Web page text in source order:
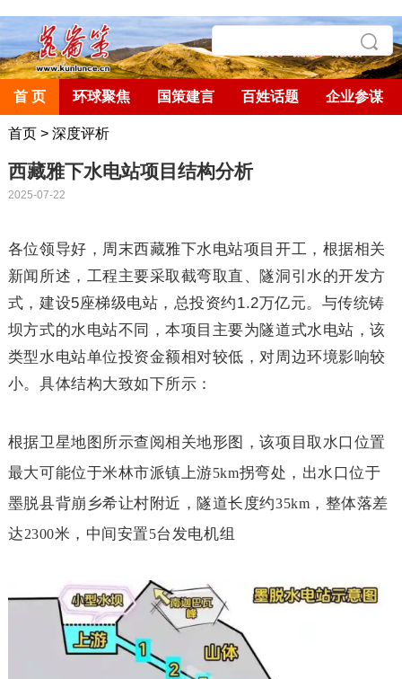
首 页 环球聚焦 国策建言 百姓话题 企业参谋
首页> 深度评析
西藏雅下水电站项目结构分析
2025-07-22
各位领导好，周末西藏雅下水电站项目开工，根据相关
新闻所述，工程主要采取截弯取直、隧洞引水的开发方
式，建设5座梯级电站，总投资约1.2万亿元。与传统铸
坝方式的水电站不同，本项目主要为隧道式水电站，该
类型水电站单位投资金额相对较低，对周边环境影响较
小。具体结构大致如下所示：
根据卫星地图所示查阅相关地形图，该项目取水口位置
最大可能位于米林市派镇上游5km拐弯处，出水口位于
墨脱县背崩乡希让村附近，隧道长度约35km ，整体落差
达2300米，中间安置5台发电机组